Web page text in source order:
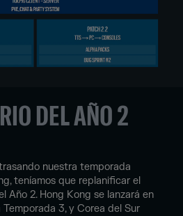
DEL AÑO 2
nuestra temporada
teníamos que replanificar el
Año 2. Hong Kong se lanzará en
3, y Corea del Sur